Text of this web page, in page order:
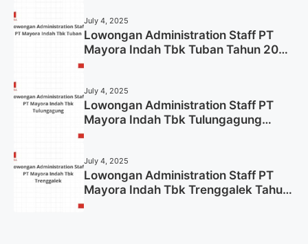
July 4, 2025
Lowongan Administration Staff PT
Mayora Indah Tbk Tuban Tahun 2025
July 4, 2025
Lowongan Administration Staff PT
Mayora Indah Tbk Tulungagung
July 4, 2025
Lowongan Administration Staff PT
Mayora Indah Tbk Trenggalek Tahun